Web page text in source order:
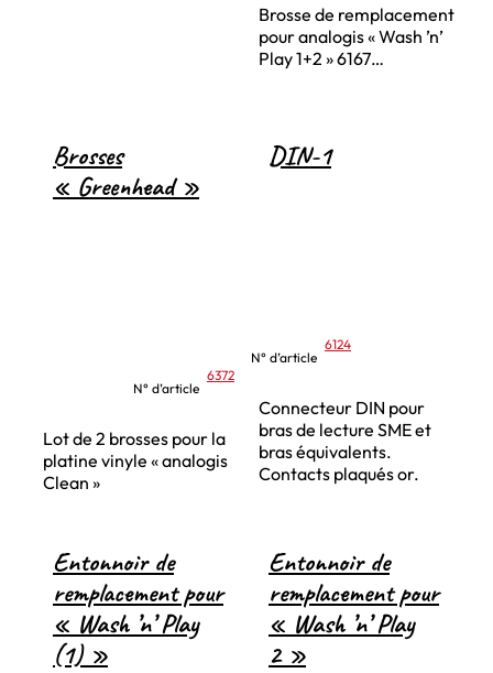
Brosse de remplacement
pour analogis « Wash ’n’
Play 1+2 » 6167…
Brosses
« Greenhead »
N° d’article
6372
Lot de 2 brosses pour la
platine vinyle « analogis
Clean »
DIN-1
N° d’article
6124
Connecteur DIN pour
bras de lecture SME et
bras équivalents.
Contacts plaqués or.
Entonnoir de
remplacement pour
« Wash ’n’ Play
(1) »
Entonnoir de
remplacement pour
« Wash ’n’ Play
2 »